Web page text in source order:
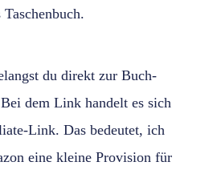
du direkt zur Buch-
dem Link handelt es sich
Link. Das bedeutet, ich
eine kleine Provision für